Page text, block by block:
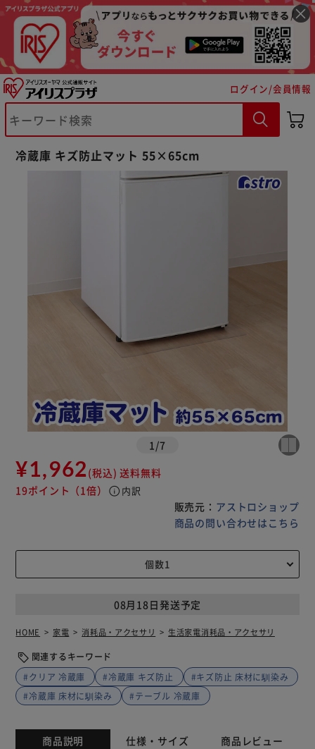
ログイン/会員情報
冷蔵庫 キズ防止マット 55×65cm
1 /7
¥1,962 (税込) 送料無料
19ポイント （1倍） info 内訳
販売元： アストロショップ
商品の問い合わせはこちら
08月18日発送予定
HOME 家電 消耗品・アクセサリ 生活家電消耗品・アクセサリ
関連するキーワード
#クリア 冷蔵庫
#冷蔵庫 キズ防止
#キズ防止 床材に馴染み
#冷蔵庫 床材に馴染み
#テーブル 冷蔵庫
商品説明 仕様・サイズ 商品レビュー
※ご確認ください
カートに入れる